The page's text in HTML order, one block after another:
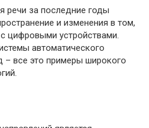
речи за последние годы
и изменения в том,
цифровыми устройствами.
автоматического
– все это примеры широкого